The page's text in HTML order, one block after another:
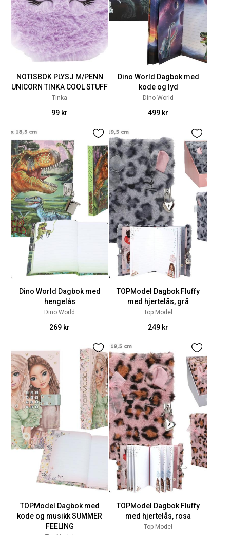
NOTISBOK PLYSJ M/PENN
UNICORN TINKA COOL STUFF
Tinka
99 kr
Dino World Dagbok med
kode og lyd
Dino World
499 kr
Dino World Dagbok med
hengelås
Dino World
269 kr
TOPModel Dagbok Fluffy
med hjertelås, grå
Top Model
249 kr
TOPModel Dagbok med
kode og musikk SUMMER
FEELING
TOPModel Dagbok Fluffy
med hjertelås, rosa
Top Model